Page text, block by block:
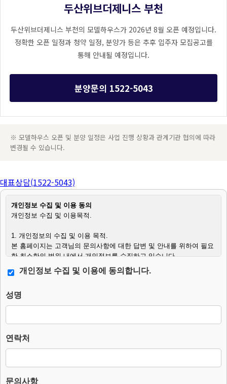
두산위브더제니스 부천
두산위브더제니스 부천의 모델하우스가 2026년 8월 오픈 예정입니다.
정확한 오픈 일정과 청약 일정, 분양가 등은 추후 입주자 모집공고를
통해 안내될 예정입니다.
분양문의 1522-5043
※ 모델하우스 오픈 및 분양 일정은 사업 진행 상황과 관계기관 협의에 따라
변경될 수 있습니다.
대표상담(1522-5043)
개인정보 수집 및 이용 동의
개인정보 수집 및 이용목적.
1. 개인정보의 수집 및 이용 목적.
본 홈페이지는 고객님의 문의사항에 대한 답변 및 안내를 위하여 필요
한 최소한의 범위 내에서 개인정보를 수집하고 있습니다.
2. 수집하는 개인정보의 항목.
– 수집방법 : 웹사이트에 고객이 직접 입력.
를 지체 없이 파기합니다.
단, 다음의 정보에 대해서는 아래의 이유로 명시한 기간 동안 보존합니
– 보존 항목 : 이름, 연락처, 문의사항.
– 보존 근거 : 소비자의 불만 또는 분쟁처리에 관한 기록.(전자상거래
개인정보 수집 및 이용에 동의합니다.
성명
연락처
문의사항